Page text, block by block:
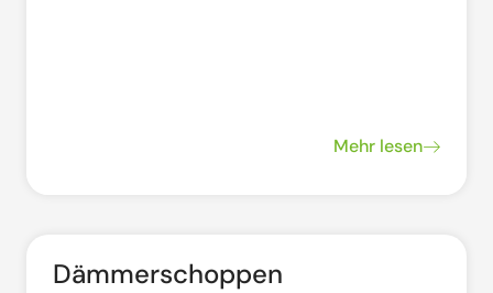
Mehr lesen
Dämmerschoppen